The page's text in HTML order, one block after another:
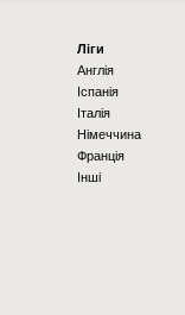
Ліги
Англія
Іспанія
Італія
Німеччина
Франція
Інші